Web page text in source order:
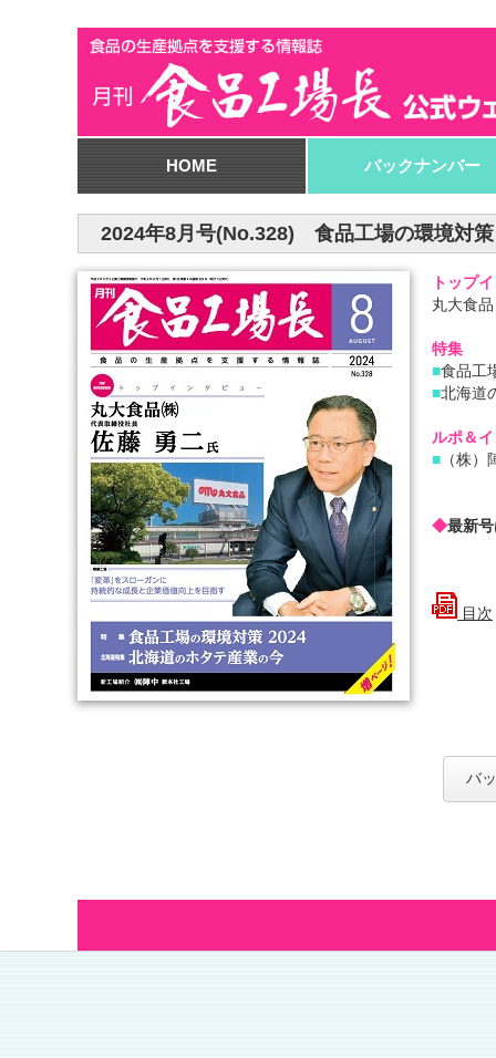
HOME バックナンバー
2024年8月号(No.328) 食品工場の環境対
トップ
丸大食品
特集
■食品工
■北海道
ルポ＆
■ （株）
◆最新
目次
バ